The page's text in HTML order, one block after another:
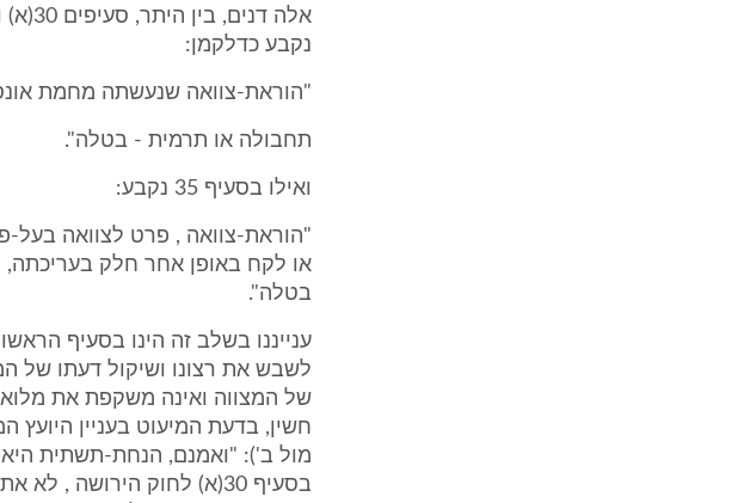
נקבע כדלקמן:
"הוראת-צוואה שנעשתה מחמת
תחבולה או תרמית - בטלה".
ואילו בסעיף 35 נקבע:
"הוראת-צוואה , פרט לצוואה
או לקח באופן אחר חלק בעריכתה,
בטלה".
ענייננו בשלב זה הינו בסעיף
לשבש את רצונו ושיקול דעתו של
של המצווה ואינה משקפת את מלוא
מול ב'): "ואמנם, הנחת-תשתית היא
בסעיף 30(א) לחוק הירושה